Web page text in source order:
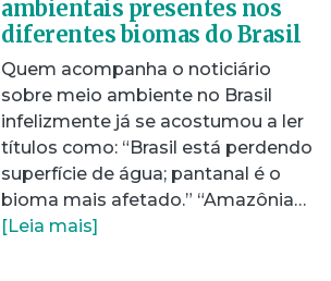
ambientais presentes nos
diferentes biomas do Brasil
Quem acompanha o noticiário
sobre meio ambiente no Brasil
infelizmente já se acostumou a ler
títulos como: “Brasil está perdendo
superfície de água; pantanal é o
bioma mais afetado.” “Amazônia…
[Leia mais]